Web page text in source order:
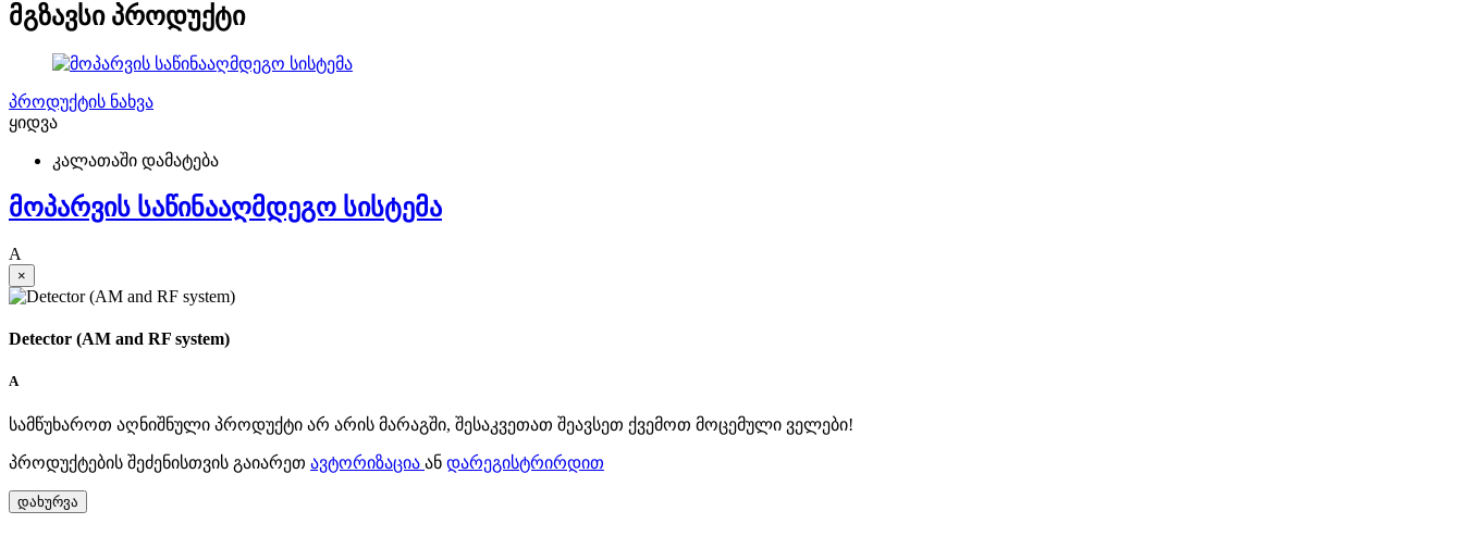
მგზავსი პროდუქტი
პროდუქტის ნახვა
ყიდვა
კალათაში დამატება
მოპარვის საწინააღმდეგო სისტემა
A
×
Detector (AM and RF system)
A
სამწუხაროთ აღნიშნული პროდუქტი არ არის მარაგში, შესაკვეთათ შეავსეთ ქვემოთ მოცემული ველები!
პროდუქტების შეძენისთვის გაიარეთ ავტორიზაცია ან დარეგისტრირდით
დახურვა